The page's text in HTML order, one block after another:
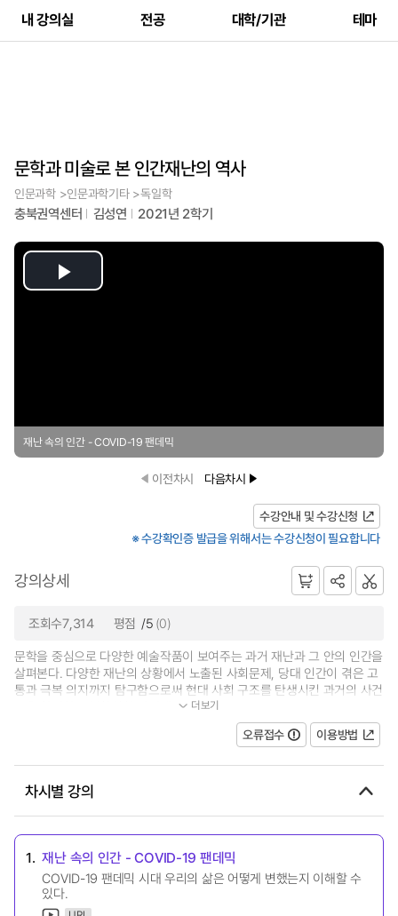
내 강의실 전공 대학/기관 테마
문학과 미술로 본 인간재난의 역사
인문과학 >인문과학기타 >독일학
충북권역센터 김성연 2021년 2학기
Play
재난 속의 인간 - COVID-19 팬데믹
이전차시 다음차시
수강안내 및 수강신청
※ 수강확인증 발급을 위해서는 수강신청이 필요합니다
강의상세
조회수7,314 평점 /5 (0)
문학을 중심으로 다양한 예술작품이 보여주는 과거 재난과 그 안의 인간을
살펴본다. 다양한 재난의 상황에서 노출된 사회문제, 당대 인간이 겪은 고
통과 극복 의지까지 탐구함으로써 현대 사회 구조를 탄생시킨 과거의 사건
들을 확인하고 불확실한 미래에...
더보기
오류접수 이용방법
차시별 강의
1. 재난 속의 인간 - COVID-19 팬데믹
COVID-19 팬데믹 시대 우리의 삶은 어떻게 변했는지 이해할 수
있다.